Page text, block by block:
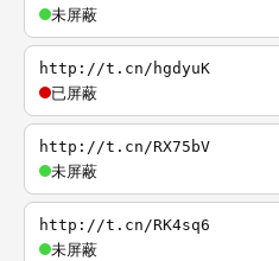
未屏蔽
http://t.cn/hgdyuK
已屏蔽
http://t.cn/RX75bV
未屏蔽
http://t.cn/RK4sq6
未屏蔽